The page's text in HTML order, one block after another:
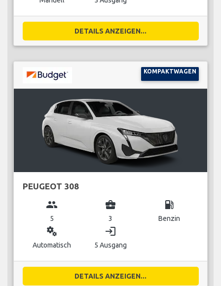
DETAILS ANZEIGEN...
KOMPAKTWAGEN
PEUGEOT 308
group
5
business_center
3
local_gas_station
Benzin
miscellaneous_services
Automatisch
login
5 Ausgang
DETAILS ANZEIGEN...